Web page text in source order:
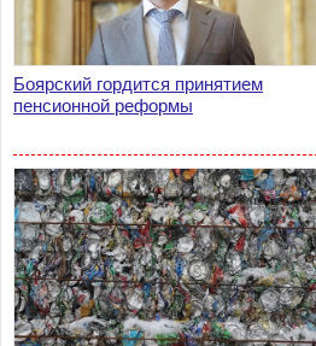
Боярский гордится принятием
пенсионной реформы